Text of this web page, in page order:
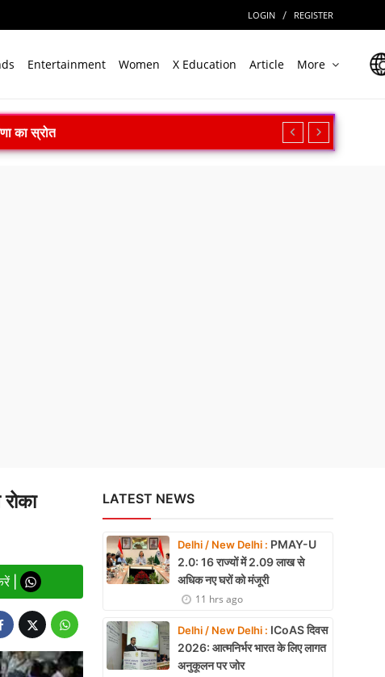
LOGIN / REGISTER
Entertainment Women X Education Article More
|
LATEST NEWS
Delhi / New Delhi : PMAY-U
2.0: 16 राज्यों में 2.09 लाख से
अधिक नए घरों को मंजूरी
11 hrs ago
Delhi / New Delhi : ICoAS दिवस
2026: आत्मनिर्भर भारत के लिए लागत
अनुकूलन पर जोर